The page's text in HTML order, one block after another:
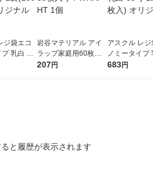
ジ袋エコ
乳白 45
入) オリ
岩谷マテリアル アイ
ラップ家庭用60枚入
り I-WRAP-HT 1個
207円
アスクル レ
ノミータイプ
号 1袋(100枚
683円
と履歴が表示されます